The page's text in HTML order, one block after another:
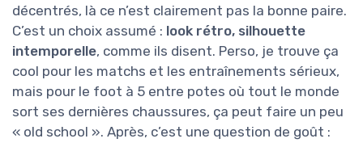
décentrés, là ce n’est clairement pas la bonne paire.
C’est un choix assumé : look rétro, silhouette
intemporelle, comme ils disent. Perso, je trouve ça
cool pour les matchs et les entraînements sérieux,
mais pour le foot à 5 entre potes où tout le monde
sort ses dernières chaussures, ça peut faire un peu
« old school ». Après, c’est une question de goût :